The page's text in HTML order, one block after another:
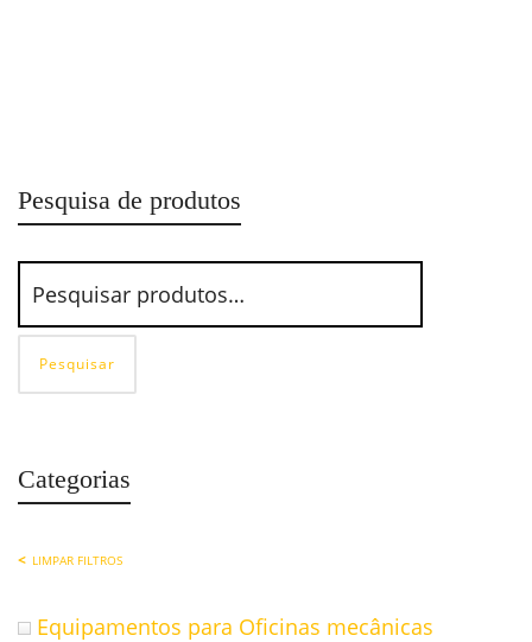
Pesquisa de produtos
Pesquisar
Categorias
LIMPAR FILTROS
Equipamentos para Oficinas mecânicas